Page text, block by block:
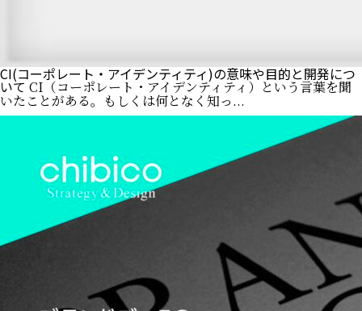
CI(コーポレート・アイデンティティ)の意味や目的と開発につ
いて CI（コーポレート・アイデンティティ）という言葉を聞
いたことがある。もしくは何となく知っ...